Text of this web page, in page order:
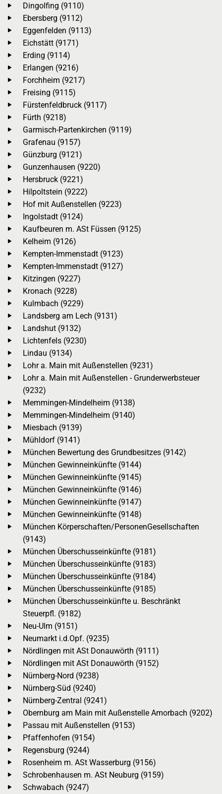
Dingolfing (9110)
Ebersberg (9112)
Eggenfelden (9113)
Eichstätt (9171)
Erding (9114)
Erlangen (9216)
Forchheim (9217)
Freising (9115)
Fürstenfeldbruck (9117)
Fürth (9218)
Garmisch-Partenkirchen (9119)
Grafenau (9157)
Günzburg (9121)
Gunzenhausen (9220)
Hersbruck (9221)
Hilpoltstein (9222)
Hof mit Außenstellen (9223)
Ingolstadt (9124)
Kaufbeuren m. ASt Füssen (9125)
Kelheim (9126)
Kempten-Immenstadt (9123)
Kempten-Immenstadt (9127)
Kitzingen (9227)
Kronach (9228)
Kulmbach (9229)
Landsberg am Lech (9131)
Landshut (9132)
Lichtenfels (9230)
Lindau (9134)
Lohr a. Main mit Außenstellen (9231)
Lohr a. Main mit Außenstellen - Grunderwerbsteuer
(9232)
Memmingen-Mindelheim (9138)
Memmingen-Mindelheim (9140)
Miesbach (9139)
Mühldorf (9141)
München Bewertung des Grundbesitzes (9142)
München Gewinneinkünfte (9144)
München Gewinneinkünfte (9145)
München Gewinneinkünfte (9146)
München Gewinneinkünfte (9147)
München Gewinneinkünfte (9148)
München Körperschaften/PersonenGesellschaften
(9143)
München Überschusseinkünfte (9181)
München Überschusseinkünfte (9183)
München Überschusseinkünfte (9184)
München Überschusseinkünfte (9185)
München Überschusseinkünfte u. Beschränkt
Steuerpfl. (9182)
Neu-Ulm (9151)
Neumarkt i.d.Opf. (9235)
Nördlingen mit ASt Donauwörth (9111)
Nördlingen mit ASt Donauwörth (9152)
Nürnberg-Nord (9238)
Nürnberg-Süd (9240)
Nürnberg-Zentral (9241)
Obernburg am Main mit Außenstelle Amorbach (9202)
Passau mit Außenstellen (9153)
Pfaffenhofen (9154)
Regensburg (9244)
Rosenheim m. ASt Wasserburg (9156)
Schrobenhausen m. ASt Neuburg (9159)
Schwabach (9247)